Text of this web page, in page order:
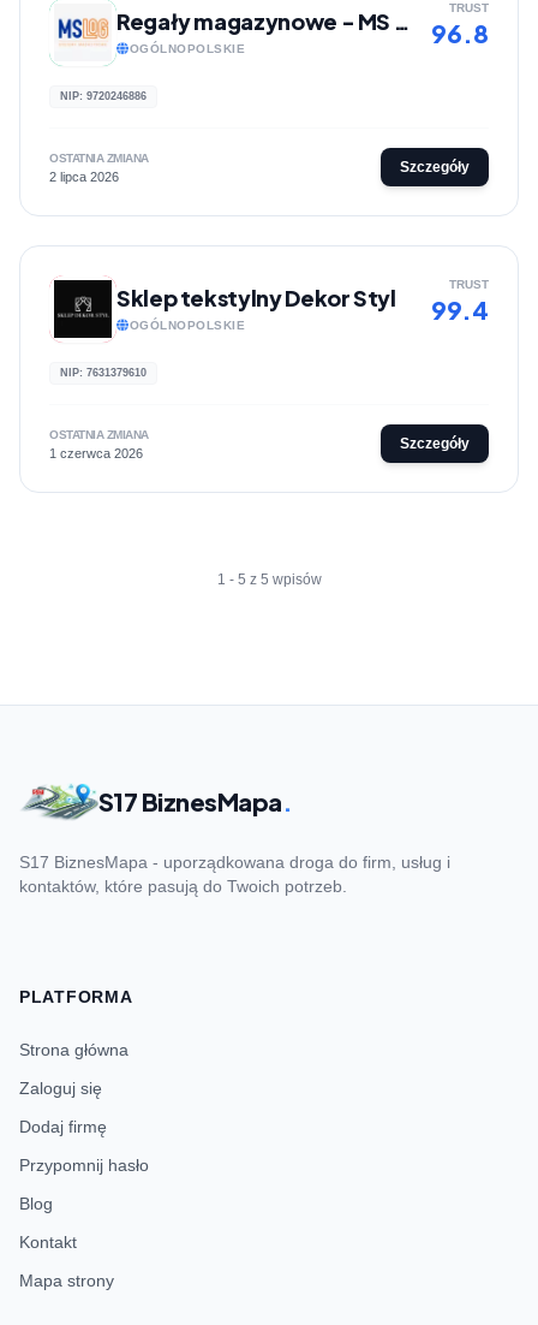
Regały magazynowe - MS LOG
OGÓLNOPOLSKIE
TRUST
96.8
NIP: 9720246886
OSTATNIA ZMIANA
2 lipca 2026
Szczegóły
Sklep tekstylny Dekor Styl
OGÓLNOPOLSKIE
TRUST
99.4
NIP: 7631379610
OSTATNIA ZMIANA
1 czerwca 2026
Szczegóły
1 - 5 z 5 wpisów
S17 BiznesMapa.
S17 BiznesMapa - uporządkowana droga do firm, usług i
kontaktów, które pasują do Twoich potrzeb.
PLATFORMA
Strona główna
Zaloguj się
Dodaj firmę
Przypomnij hasło
Blog
Kontakt
Mapa strony